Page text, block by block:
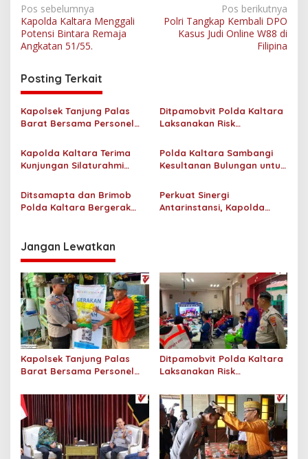
N
a
v
i
g
a
s
i
p
s
Pos sebelumnya
Kapolda Kaltara Menggali
Potensi Bintara Remaja
Angkatan 51/55.
Pos berikutnya
Polri Tangkap Kembali DPO
Kasus Judi Online W88 di
Filipina
Posting Terkait
Kapolsek Tanjung Palas
Barat Bersama Personel
Salurkan Beras SPHP
Kepada Masyarakat
Ditpamobvit Polda Kaltara
Laksanakan Risk
Monaco Tarakan
Kapolda Kaltara Terima
Kunjungan Silaturahmi
Kaltara
Polda Kaltara Sambangi
Kesultanan Bulungan untuk
Ditsamapta dan Brimob
Polda Kaltara Bergerak
2 Hektar di Bulungan
Perkuat Sinergi
Antarinstansi, Kapolda
Jangan Lewatkan
Kapolsek Tanjung Palas
Barat Bersama Personel
Salurkan Beras SPHP
Kepada Masyarakat
Ditpamobvit Polda Kaltara
Laksanakan Risk
Monaco Tarakan